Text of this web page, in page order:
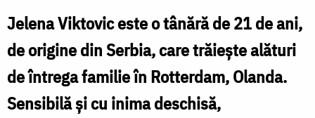
Mihai
Dezső
Jelena Viktovic este o tânără de 21 de ani,
de origine din Serbia, care trăiește alături
de întrega familie în Rotterdam, Olanda.
Sensibilă și cu inima deschisă,